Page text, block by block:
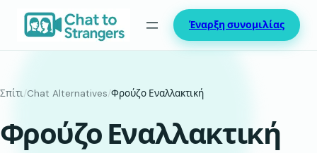
Μετάβαση
περιεχόμενο
Έναρξη συνομιλίας
Σπίτι/Chat Alternatives/Φρούζο Εναλλακτική
Φρούζο Εναλλακτική